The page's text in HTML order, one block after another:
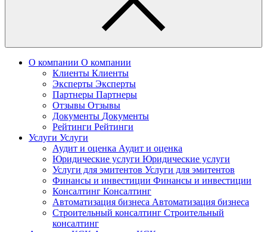
О компании О компании
Клиенты Клиенты
Эксперты Эксперты
Партнеры Партнеры
Отзывы Отзывы
Документы Документы
Рейтинги Рейтинги
Услуги Услуги
Аудит и оценка Аудит и оценка
Юридические услуги Юридические услуги
Услуги для эмитентов Услуги для эмитентов
Финансы и инвестиции Финансы и инвестиции
Консалтинг Консалтинг
Автоматизация бизнеса Автоматизация бизнеса
Строительный консалтинг Строительный
консалтинг